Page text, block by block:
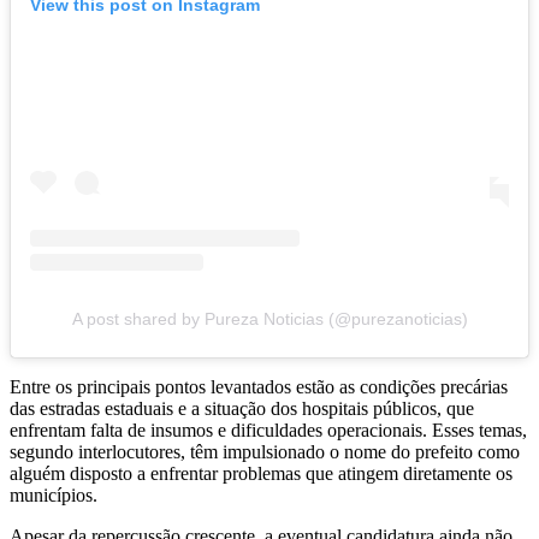
View this post on Instagram
A post shared by Pureza Noticias (@purezanoticias)
Entre os principais pontos levantados estão as condições precárias
das estradas estaduais e a situação dos hospitais públicos, que
enfrentam falta de insumos e dificuldades operacionais. Esses temas,
segundo interlocutores, têm impulsionado o nome do prefeito como
alguém disposto a enfrentar problemas que atingem diretamente os
municípios.